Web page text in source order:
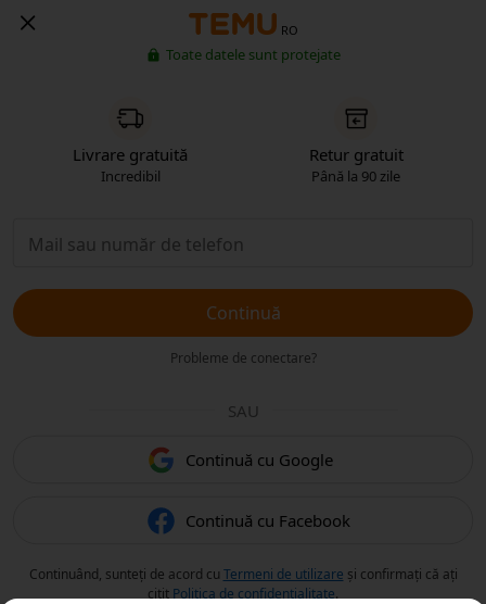
RO
Toate datele sunt protejate
Livrare gratuită
Incredibil
Retur gratuit
Până la 90 zile
Continuă
Probleme de conectare?
SAU
Continuă cu Google
Continuă cu Facebook
Continuând, sunteți de acord cu Termeni de utilizare și confirmați că ați
citit Politica de confidențialitate.